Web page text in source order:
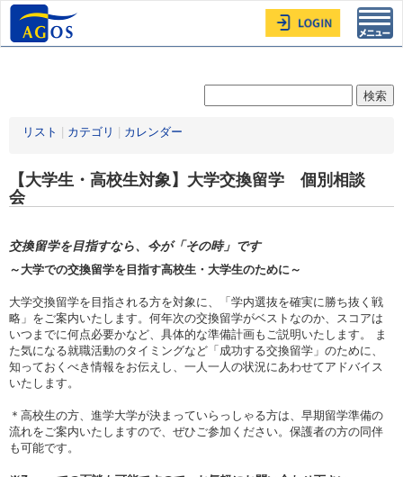
リスト カテゴリ カレンダー
【大学生・高校生対象】大学交換留学 個別相談
会
交換留学を目指すなら、今が「その時」です
～大学での交換留学を目指す高校生・大学生のために～
大学交換留学を目指される方を対象に、「学内選抜を確実に勝ち抜く戦
略」をご案内いたします。何年次の交換留学がベストなのか、スコアは
いつまでに何点必要かなど、具体的な準備計画もご説明いたします。 ま
た気になる就職活動のタイミングなど「成功する交換留学」のために、
知っておくべき情報をお伝えし、一人一人の状況にあわせてアドバイス
いたします。
＊高校生の方、進学大学が決まっていらっしゃる方は、早期留学準備の
流れをご案内いたしますので、ぜひご参加ください。保護者の方の同伴
も可能です。